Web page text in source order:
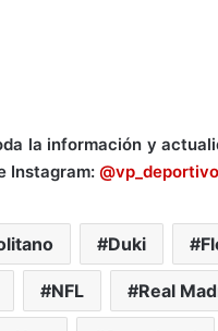
la información y
Instagram: @vp_deportivo
Duki
NFL Real